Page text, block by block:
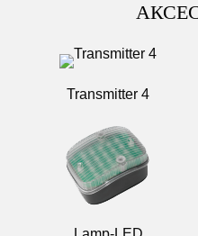
Transmitter 4